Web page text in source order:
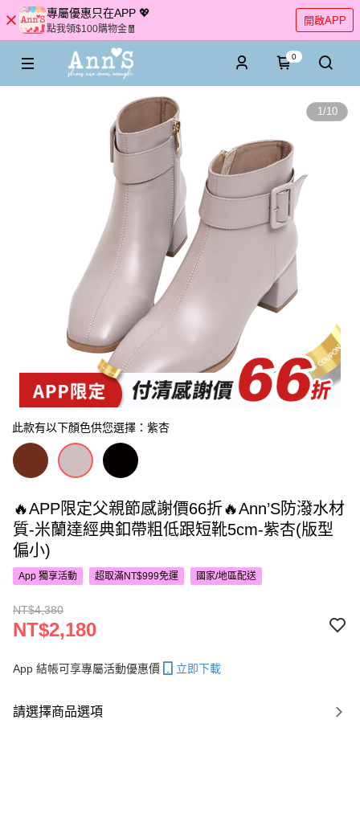
專屬優惠只在APP 💖
點我領$100購物金🧧
開啟APP
0
1/10
此款有以下顏色供您選擇：紫杏
🔥APP限定父親節感謝價66折🔥Ann’S防潑水材
質-米蘭達經典釦帶粗低跟短靴5cm-紫杏(版型
偏小)
App 獨享活動 超取滿NT$999免運 國家/地區配送
NT$4,380
NT$2,180
App 結帳可享專屬活動優惠價 立即下載
請選擇商品選項